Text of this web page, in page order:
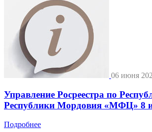
06 июня
Управление Росреестра по
Республики Мордовия «МФЦ» 8
Подробнее